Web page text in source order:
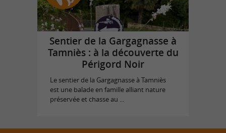
Sentier de la Gargagnasse à
Tamniès : à la découverte du
Périgord Noir
Le sentier de la Gargagnasse à Tamniès
est une balade en famille alliant nature
préservée et chasse au ...